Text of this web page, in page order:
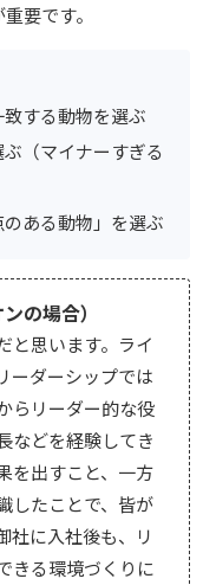
要です。
する動物を選ぶ
（マイナーすぎる
のある動物」を選ぶ
の場合）
と思います。ライ
ーダーシップでは
らリーダー的な役
などを経験してき
を出すこと、一方
したことで、皆が
社に入社後も、リ
きる環境づくりに